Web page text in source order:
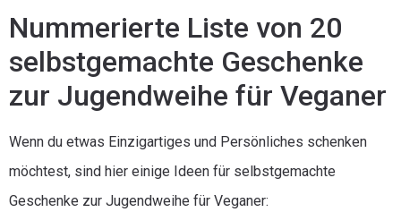
Nummerierte Liste von 20
selbstgemachte Geschenke
zur Jugendweihe für Veganer
Wenn du etwas Einzigartiges und Persönliches schenken
möchtest, sind hier einige Ideen für selbstgemachte
Geschenke zur Jugendweihe für Veganer: